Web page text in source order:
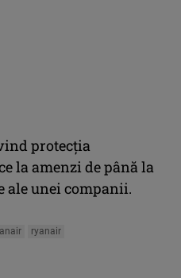
protecţia
la amenzi de până la
ale unei companii.
ryanair